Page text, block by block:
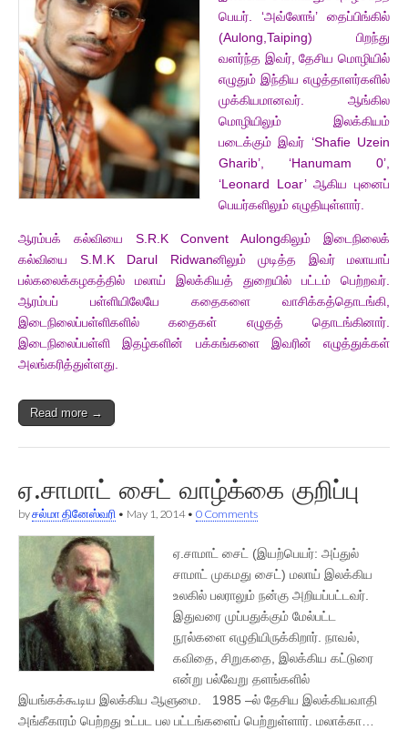
பெயர். ‘அவ்லோங்’ தைப்பிங்கில்
(Aulong,Taiping) பிறந்து
வளர்ந்த இவர், தேசிய மொழியில்
எழுதும் இந்திய எழுத்தாளர்களில்
முக்கியமானவர். ஆங்கில
மொழியிலும் இலக்கியம்
படைக்கும் இவர் ‘Shafie Uzein
Gharib’, ‘Hanumam 0’,
‘Leonard Loar’ ஆகிய புனைப்
பெயர்களிலும் எழுதியுள்ளார்.
ஆரம்பக் கல்வியை S.R.K Convent Aulongகிலும் இடைநிலைக்
கல்வியை S.M.K Darul Ridwanனிலும் முடித்த இவர் மலாயாப்
பல்கலைக்கழகத்தில் மலாய் இலக்கியத் துறையில் பட்டம் பெற்றவர்.
ஆரம்பப் பள்ளியிலேயே கதைகளை வாசிக்கத்தொடங்கி,
இடைநிலைப்பள்ளிகளில் கதைகள் எழுதத் தொடங்கினார்.
இடைநிலைப்பள்ளி இதழ்களின் பக்கங்களை இவரின் எழுத்துக்கள்
அலங்கரித்துள்ளது.
Read more →
ஏ.சாமாட் சைட் வாழ்க்கை குறிப்பு
byசல்மா தினேஸ்வரி • May 1, 2014• 0 Comments
ஏ.சாமாட் சைட் (இயற்பெயர்: அப்துல்
சாமாட் முகமது சைட்) மலாய் இலக்கிய
உலகில் பலராலும் நன்கு அறியப்பட்டவர்.
இதுவரை முப்பதுக்கும் மேல்பட்ட
நூல்களை எழுதியிருக்கிறார். நாவல்,
கவிதை, சிறுகதை, இலக்கிய கட்டுரை
என்று பல்வேறு தளங்களில்
இயங்கக்கூடிய இலக்கிய ஆளுமை. 1985 –ல் தேசிய இலக்கியவாதி
அங்கீகாரம் பெற்றது உட்பட பல பட்டங்களைப் பெற்றுள்ளார். மலாக்கா…